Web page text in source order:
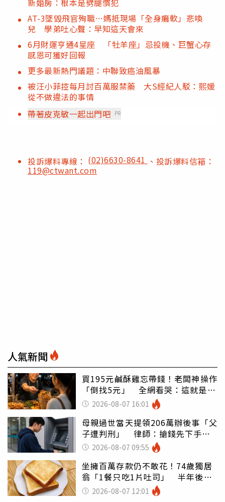
新婚房：根本是劈腿慣犯
AT-3墜毀飛官殉職…媽抵現場「全身癱軟」悲喚
兒 學弟吐心聲：早知這天會來
6月財運亨通4星座 「牡羊座」忌投機、巨蟹心存
感恩可獲好回報
更多最新熱門議題：中聯致癌油風暴
被汪小菲控每月討百萬服禁藥 大S經紀人駁：熙媛
從不做違法的事情
帶著皮克敏一起出門吧 PR
投訴爆料專線： (02)6630-8641 、投訴爆料信箱：
119@ctwant.com
人氣新聞
買195元鹹酥雞忘帶錢！老闆神操作
「倒找5元」 全網看哭：這就是台
灣 2026-08-07 16:01
母親過世當天提領206萬辦後事「父
子遭判刑」 律師：搶錢先下手是
罪 2026-08-07 09:55
坐擁百萬存款仍不敢花！74歲獨居
翁「1餐只吃1片吐司」 半年後暴
瘦嚇壞女兒
2026-08-07 12:01